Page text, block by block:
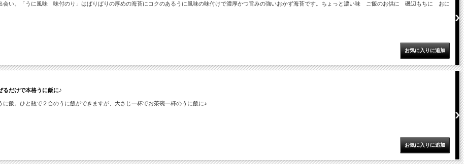
会い。「うに風味 味付のり」はぱりぱりの厚めの海苔にコクのあるうに風味の味付けで濃厚かつ旨みの強いおかず海苔です。ちょっと濃い味 ご飯のお供に 磯辺もちに おに
だけで本格うに飯に♪
飯。ひと瓶で２合のうに飯ができますが、大さじ一杯でお茶碗一杯のうに飯に♪